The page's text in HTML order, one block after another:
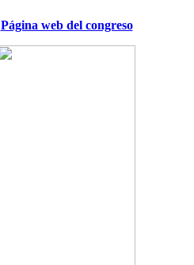
Página web del congreso